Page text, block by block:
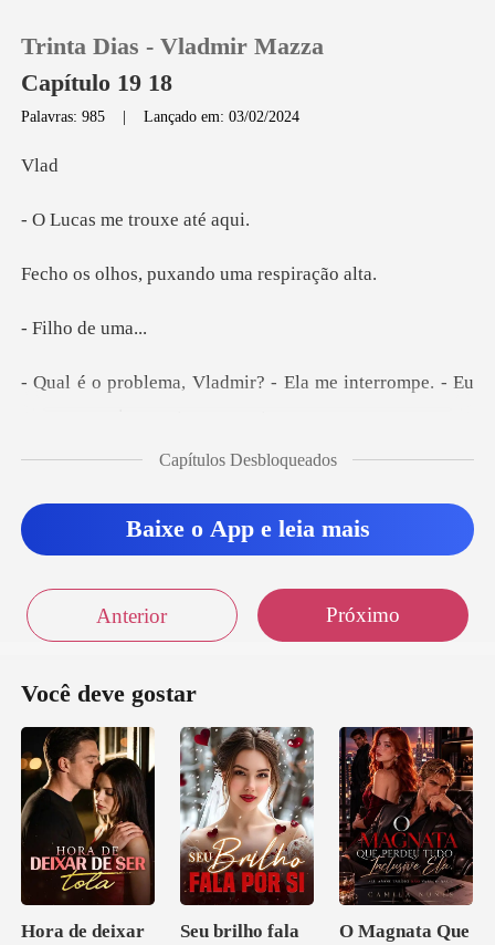
Loja
Trinta Dias - Vladmir Mazza
Capítulo 19 18
Palavras: 985 |Lançado em: 03/02/2024
l
me trouxe
, puxando uma
ho de
O seu olhar curioso vai imediatamente para o topo d
Capítulos Desbloqueados
Baixe o App e leia mais
Anterior Próximo
Você deve gostar
Hora de deixar
Seu brilho fala
O Magnata Que